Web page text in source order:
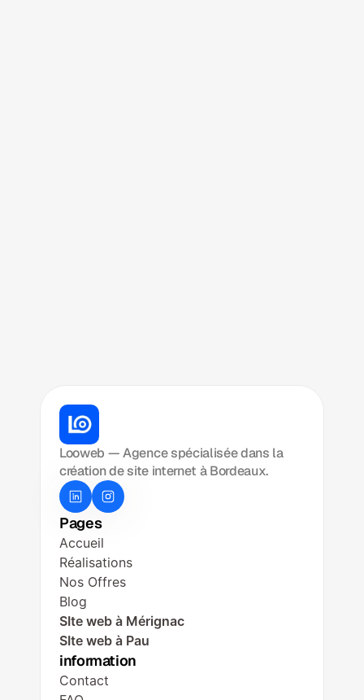
Agence web Framer : créer des
sites modernes et performants
Dans un environnement digital en
constante évolution, disposer d'un site
web à la fois esthétique, performant et
fonctionnel est devenu indispensable
Looweb — Agence spécialisée dans la
création de site internet à Bordeaux.
Pages
Accueil
Réalisations
Nos Offres
Blog
SIte web à Mérignac
SIte web à Pau
information
Contact